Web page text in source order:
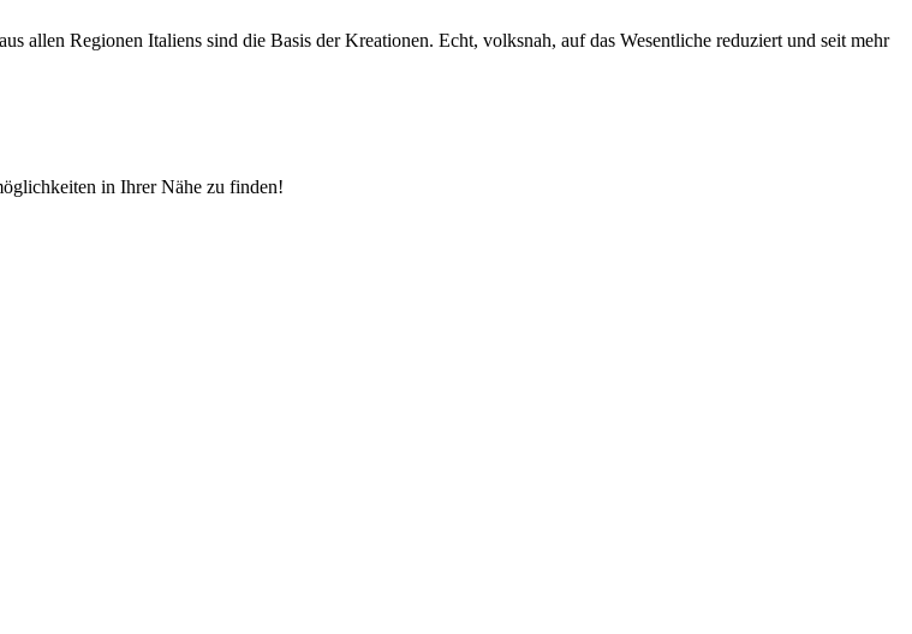
allen Regionen Italiens sind die Basis der Kreationen. Echt, volksnah, auf das Wesentliche reduziert und seit mehr
in Ihrer Nähe zu finden!